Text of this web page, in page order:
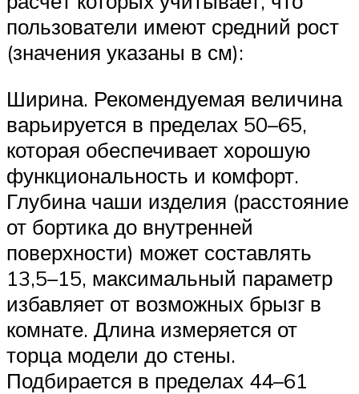
пользователи имеют средний рост
(значения указаны в см):
Ширина. Рекомендуемая величина
варьируется в пределах 50–65,
которая обеспечивает хорошую
функциональность и комфорт.
Глубина чаши изделия (расстояние
от бортика до внутренней
поверхности) может составлять
13,5–15, максимальный параметр
избавляет от возможных брызг в
комнате. Длина измеряется от
торца модели до стены.
Подбирается в пределах 44–61